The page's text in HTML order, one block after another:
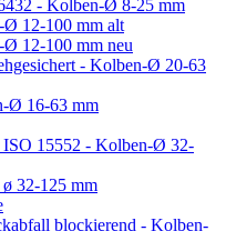
- Kolben-Ø 8-25 mm
Ø 12-100 mm alt
12-100 mm neu
- Kolben-Ø 20-63
Ø 16-63 mm
15552 - Kolben-Ø 32-
32-125 mm
blockierend - Kolben-